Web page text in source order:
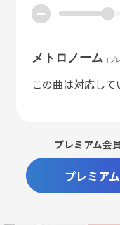
ー
メトロノーム （プ
この曲は対応して
プレミアム会
プレミア